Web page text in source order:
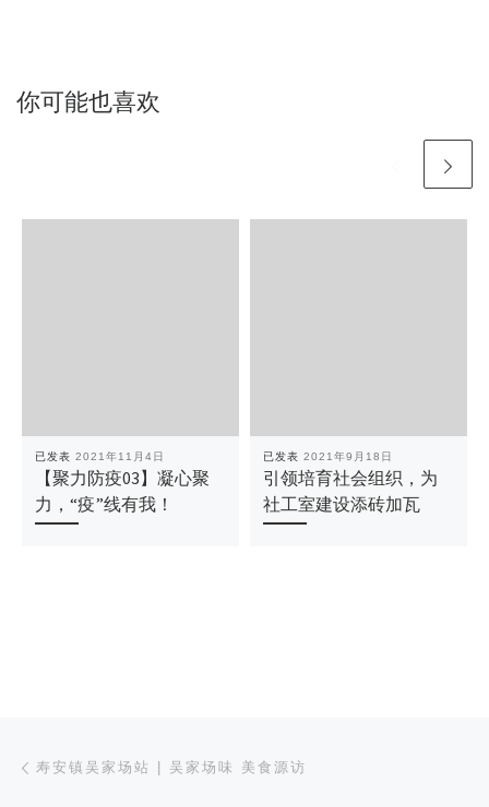
你可能也喜欢
已发表 2021年11月4日
【聚力防疫03】凝心聚
力，“疫”线有我！
已发表 2021年9月18日
引领培育社会组织，为
社工室建设添砖加瓦
文章导航
寿安镇吴家场站 | 吴家场味 美食源访